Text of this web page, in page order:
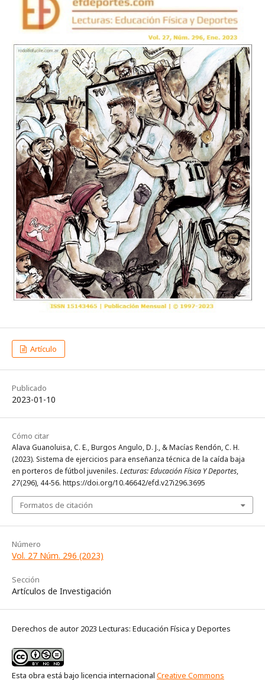
Artículo
Publicado
2023-01-10
Cómo citar
Alava Guanoluisa, C. E., Burgos Angulo, D. J., & Macías Rendón, C. H.
(2023). Sistema de ejercicios para enseñanza técnica de la caída baja
en porteros de fútbol juveniles. Lecturas: Educación Física Y Deportes,
27(296), 44-56. https://doi.org/10.46642/efd.v27i296.3695
Formatos de citación
Número
Vol. 27 Núm. 296 (2023)
Sección
Artículos de Investigación
Derechos de autor 2023 Lecturas: Educación Física y Deportes
Esta obra está bajo licencia internacional Creative Commons